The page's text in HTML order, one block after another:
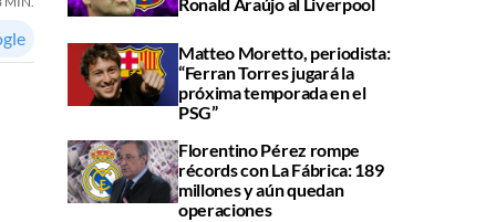
Matteo Moretto, periodista:
“Ferran Torres jugará la
próxima temporada en el
PSG”
Florentino Pérez rompe
récords con La Fábrica: 189
millones y aún quedan
operaciones